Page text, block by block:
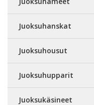
Juoksuhanskat
Juoksuhousut
Juoksuhupparit
Juoksukäsineet